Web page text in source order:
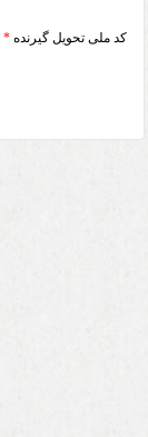
کد ملی تحویل گیرنده *